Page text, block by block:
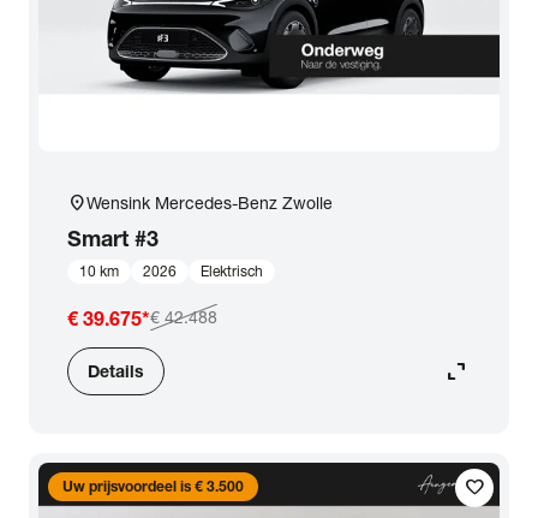
location_onWensink Mercedes-Benz Zwolle
Smart #3
10 km 2026 Elektrisch
€ 39.675*€ 42.488
Details expand_content
favorite
Uw prijsvoordeel is € 3.500